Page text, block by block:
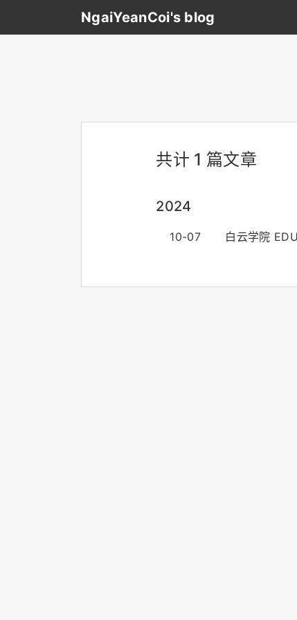
NgaiYeanCoi's blog
共计 1 篇文章
2024
10-07 白云学院